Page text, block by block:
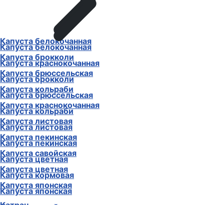
Капуста белокочанная
Капуста брокколи
Капуста брюссельская
Капуста кольраби
Капуста краснокочанная
Капуста листовая
Капуста пекинская
Капуста савойская
Капуста цветная
Капуста японская
Капуста белокочанная
Капуста краснокочанная
Капуста брокколи
Капуста брюссельская
Капуста кольраби
Капуста листовая
Капуста пекинская
Капуста цветная
Капуста кормовая
Капуста японская